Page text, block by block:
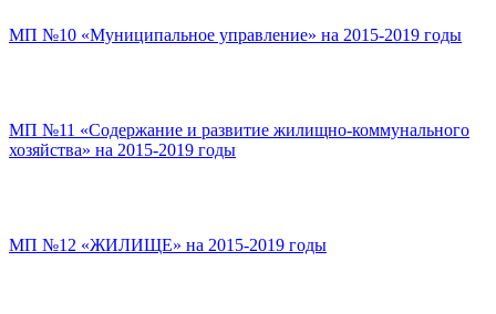
МП №10 «Муниципальное управление» на 2015-2019 годы
МП №11 «Содержание и развитие жилищно-коммунального
хозяйства» на 2015-2019 годы
МП №12 «ЖИЛИЩЕ» на 2015-2019 годы